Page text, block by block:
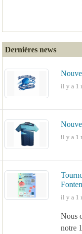
Dernières news
il y a 1
il y a 1
il y a 1
Nous
notre